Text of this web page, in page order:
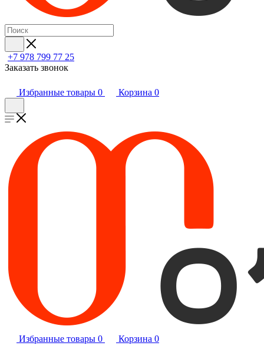
+7 978 799 77 25
Заказать звонок
Избранные товары 0 Корзина 0
Избранные товары 0 Корзина 0